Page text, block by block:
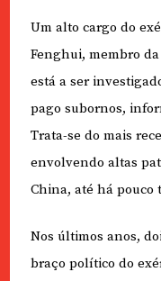
Um alto cargo do
Fenghui, membro
está a ser
pago subornos,
Trata-se do mais
envolvendo altas
China, até há pouco
Nos últimos anos,
braço político do